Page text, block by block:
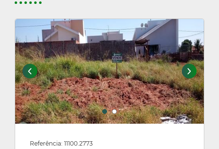
Referência: 11100.2773